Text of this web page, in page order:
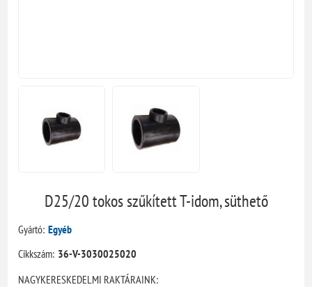
D25/20 tokos szűkített T-idom, süthető
Gyártó: Egyéb
Cikkszám: 36-V-3030025020
NAGYKERESKEDELMI RAKTÁRAINK: